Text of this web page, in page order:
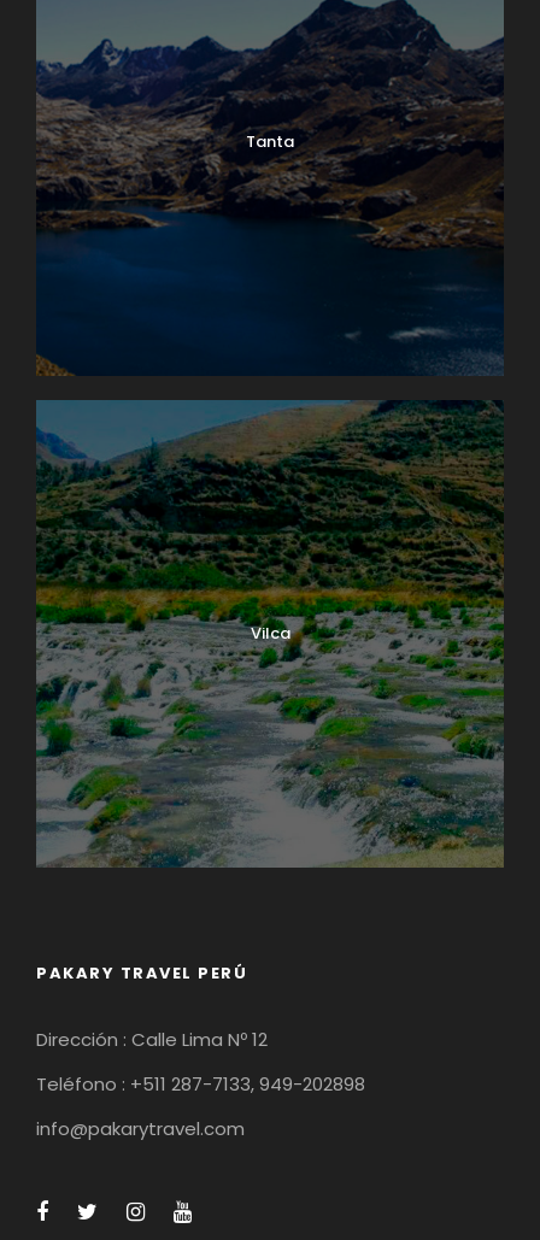
Tanta
Vilca
PAKARY TRAVEL PERÚ
Dirección : Calle Lima Nº 12
Teléfono : +511 287-7133, 949-202898
info@pakarytravel.com